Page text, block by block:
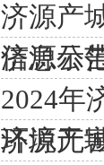
济源产
信息公
济源示
2024年
环境无
济源产